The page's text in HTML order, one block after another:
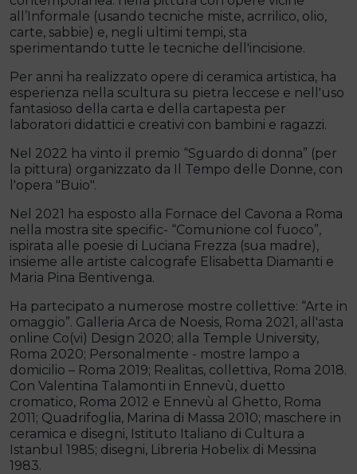
all’Informale (usando tecniche miste, acrrilico, olio,
carte, sabbie) e, negli ultimi tempi, sta
sperimentando tutte le tecniche dell'incisione.
Per anni ha realizzato opere di ceramica artistica, ha
esperienza nella scultura su pietra leccese e nell'uso
fantasioso della carta e della cartapesta per
laboratori didattici e creativi con bambini e ragazzi.
Nel 2022 ha vinto il premio “Sguardo di donna” (per
la pittura) organizzato da Il Tempo delle Donne, con
l'opera "Buio".
Nel 2021 ha esposto alla Fornace del Cavona a Roma
nella mostra site specific- “Comunione col fuoco”,
ispirata alle poesie di Luciana Frezza (sua madre),
insieme alle artiste calcografe Elisabetta Diamanti e
Maria Pina Bentivenga.
Ha partecipato a numerose mostre collettive: “Arte in
omaggio”. Galleria Arca de Noesis, Roma 2021, all'asta
online Co(vi) Design 2020; alla Temple University,
Roma 2020; Personalmente - mostre lampo a
domicilio – Roma 2019; Realitas, collettiva, Roma 2018.
Con Valentina Talamonti in Ennevù, duetto
cromatico, Roma 2012 e Ennevù al Ghetto, Roma
2011; Quadrifoglia, Marina di Massa 2010; maschere in
ceramica e disegni, Istituto Italiano di Cultura a
Istanbul 1985; disegni, Libreria Hobelix di Messina
1983.